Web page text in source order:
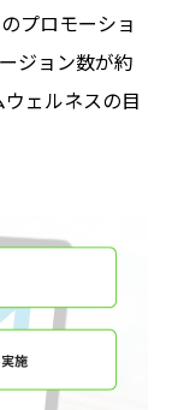
プロモーショ
ジョン数が約
ェルネスの目